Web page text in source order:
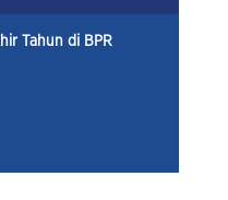
Tahun di BPR